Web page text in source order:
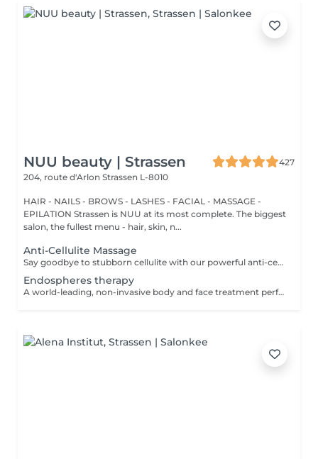
NUU beauty | Strassen
427
204, route d'Arlon Strassen L-8010
HAIR - NAILS - BROWS - LASHES - FACIAL - MASSAGE -
EPILATION Strassen is NUU at its most complete. The biggest
salon, the fullest menu - hair, skin, n...
Anti-Cellulite Massage
Say goodbye to stubborn cellulite with our powerful anti-cellulite massage! This intensive treatment uses firm, targeted techniques to stimulate circulation, break down fat deposits, and smooth the skin's texture. By enhancing lymphatic flow and increasing metabolism, it visibly reduces the appearance of dimples and improves overall skin tone. Ideal as part of a body contouring plan. Age restrictions: recommended to do from 16 years. Post procedure recommendations: do not do sport and any sharp movements for 2-3 hours after the procedure. Frequency: 2-3 times per week, 10 times in total. Repeat once in 3-6 months.
Endospheres therapy
A world-leading, non-invasive body and face treatment performed using the original 3rd-generation Endospheres® technology one of the most advanced solutions on the market for sculpting, drainage, and skin firming. This Italian medical technology combines microvibration, deep lymphatic drainage, and muscle stimulation to deliver visible results from the very first session. Why Endospheres® at NUU: Original 3rd-generation Endospheres® device · Authentic Italian technology · Instant lightness, firmness, and contouring · Safe, natural, and highly effective · No downtime Key benefits: Reduces cellulite and water retention Improves blood and lymphatic circulation Firms and tightens the skin Relieves muscle tension and heaviness Stimulates collagen and natural glow A.F.T. (Abdominal Fat Treatment) Advanced thermal and vacuum technology designed to activate fat metabolism, enhance lymphatic drainage, and sculpt the abdominal area safely and comfortably. Recommended from: 18+ Post-care: No downtime Frequency: Course recommended for optimal results Results are visible and progressive with regular sessions.